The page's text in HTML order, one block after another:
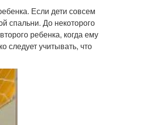
Если дети совсем
спальни. До некоторого
ребенка, когда ему
следует учитывать, что